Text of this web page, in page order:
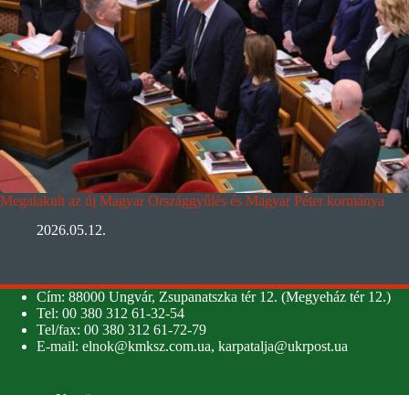
Megalakult az új Magyar Országgyűlés és Magyar Péter kormánya
2026.05.12.
Cím: 88000 Ungvár, Zsupanatszka tér 12. (Megyeház tér 12.)
Tel: 00 380 312 61-32-54
Tel/fax: 00 380 312 61-72-79
E-mail: elnok@kmksz.com.ua, karpatalja@ukrpost.ua